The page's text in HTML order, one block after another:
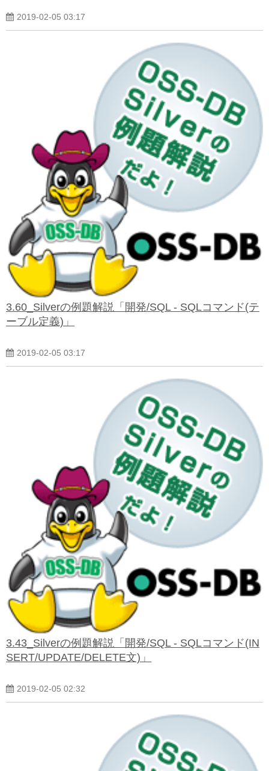
2019-02-05 03:17
3.60_Silverの例題解説「開発/SQL - SQLコマンド(テ
ーブル定義)」
2019-02-05 03:17
3.43_Silverの例題解説「開発/SQL - SQLコマンド(IN
SERT/UPDATE/DELETE文)」
2019-02-05 02:32